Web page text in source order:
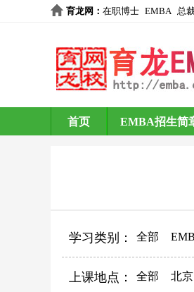
育龙网 ： 在职博士 EMBA 总
首页 EMBA招生简
学习类别： 全部
上课地点： 全部 北京